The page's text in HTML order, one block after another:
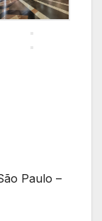
Paulo –